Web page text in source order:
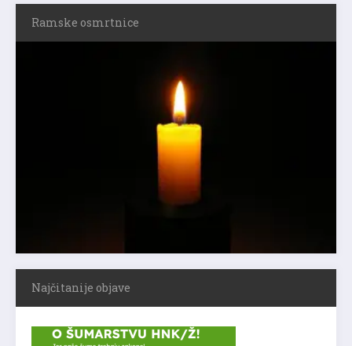
Ramske osmrtnice
Najčitanije objave